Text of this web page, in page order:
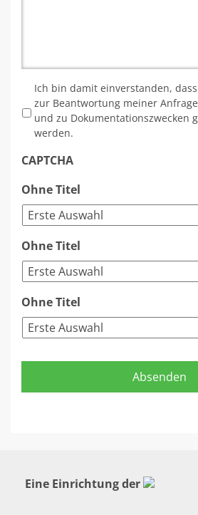
Ich bin damit einverstanden,
zur Beantwortung meiner
und zu Dokumentationszwecken
werden.
CAPTCHA
Ohne Titel
Ohne Titel
Ohne Titel
Eine Einrichtung der